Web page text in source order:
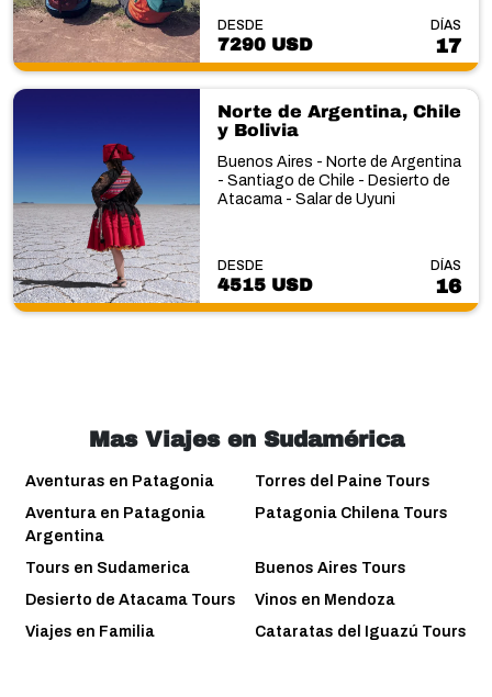
DESDE
7290 USD
DÍAS
17
Norte de Argentina, Chile
y Bolivia
Buenos Aires - Norte de Argentina
- Santiago de Chile - Desierto de
Atacama - Salar de Uyuni
DESDE
4515 USD
DÍAS
16
Mas Viajes en Sudamérica
Aventuras en Patagonia
Torres del Paine Tours
Aventura en Patagonia
Argentina
Patagonia Chilena Tours
Tours en Sudamerica
Buenos Aires Tours
Desierto de Atacama Tours
Vinos en Mendoza
Viajes en Familia
Cataratas del Iguazú Tours